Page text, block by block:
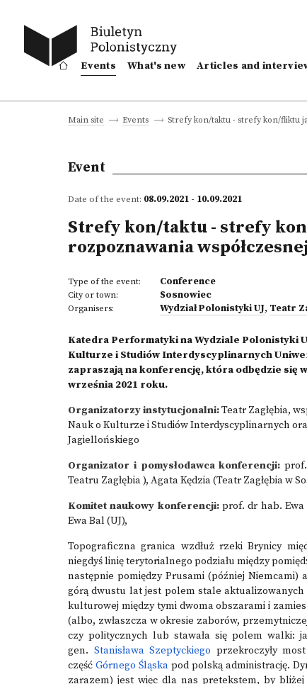
Events What's new Articles and
Main site Events Strefy kon/taktu - strefy kon/fliktu
Event
Date of the event: 08.09.2021 - 10.09.2021
Strefy kon/taktu - strefy
rozpoznawania
Type of the event: Conference
City or town: Sosnowiec
Organisers: Wydział Polonistyki UJ, Teatr
Katedra Performatyki na Wydziale Polonistyki
Kulturze i Studiów Interdyscyplinarnych
zapraszają na konferencję, która odbędzie się
września 2021 roku.
Organizatorzy instytucjonalni:Teatr Zagłębia,
Nauk o Kulturze i Studiów Interdyscyplinarnych
Jagiellońskiego
Organizator i pomysłodawca konferencji:
Teatru Zagłębia ), Agata Kędzia (Teatr Zagłębia w
Komitet naukowy konferencji: prof. dr hab. Ewa
Ewa Bal (UJ),
Topograficzna granica wzdłuż rzeki Brynicy
niegdyś linię terytorialnego podziału między
następnie pomiędzy Prusami (później Niemcami) a
górą dwustu lat jest polem stale aktualizowanych
kulturowej między tymi dwoma obszarami i
(albo, zwłaszcza w okresie zaborów,
czy politycznych lub stawała się polem walki:
gen. Stanisława Szeptyckiego przekroczyły
częśćGórnego Śląska pod polską administrację.
zarazem) jest więc dla nas pretekstem, by